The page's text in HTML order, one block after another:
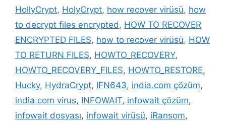
HollyCrypt, HolyCrypt, how recover virüsü, how
to decrypt files encrypted, HOW TO RECOVER
ENCRYPTED FILES, how to recover virüsü, HOW
TO RETURN FILES, HOWTO_RECOVERY,
HOWTO_RECOVERY_FILES, HOWTO_RESTORE,
Hucky, HydraCrypt, IFN643, india.com çözüm,
india.com virus, INFOWAIT, infowait çözüm,
infowait dosyası, infowait virüsü, iRansom,